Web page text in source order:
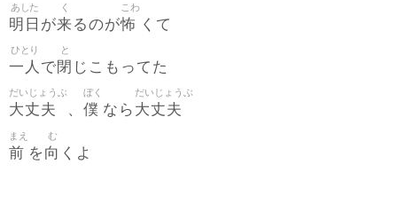
明日
あした
が来
く
るのが怖
こわ
くて
一人
ひとり
で閉
と
じこもってた
大丈夫
だいじょうぶ
、 僕
ぼく
なら 大丈夫
だいじょうぶ
前
まえ
を向
む
くよ